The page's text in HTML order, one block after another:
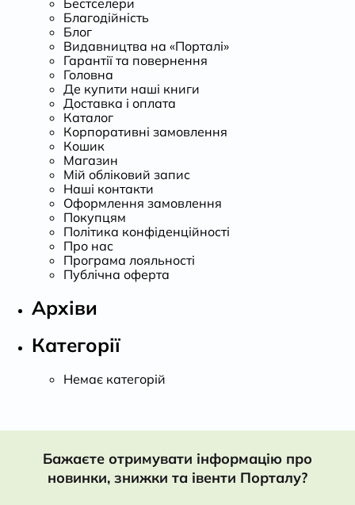
Бестселери
Благодійність
Блог
Видавництва на «Порталі»
Гарантії та повернення
Головна
Де купити наші книги
Доставка і оплата
Каталог
Корпоративні замовлення
Кошик
Магазин
Мій обліковий запис
Наші контакти
Оформлення замовлення
Покупцям
Політика конфіденційності
Про нас
Програма лояльності
Публічна оферта
Архіви
Категорії
Немає категорій
Бажаєте отримувати інформацію про
новинки, знижки та івенти Порталу?